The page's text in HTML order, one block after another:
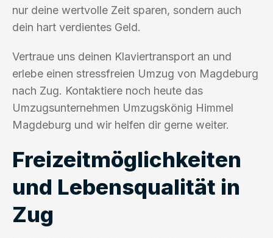
nur deine wertvolle Zeit sparen, sondern auch
dein hart verdientes Geld.
Vertraue uns deinen Klaviertransport an und
erlebe einen stressfreien Umzug von Magdeburg
nach Zug. Kontaktiere noch heute das
Umzugsunternehmen Umzugskönig Himmel
Magdeburg und wir helfen dir gerne weiter.
Freizeitmöglichkeiten
und Lebensqualität in
Zug